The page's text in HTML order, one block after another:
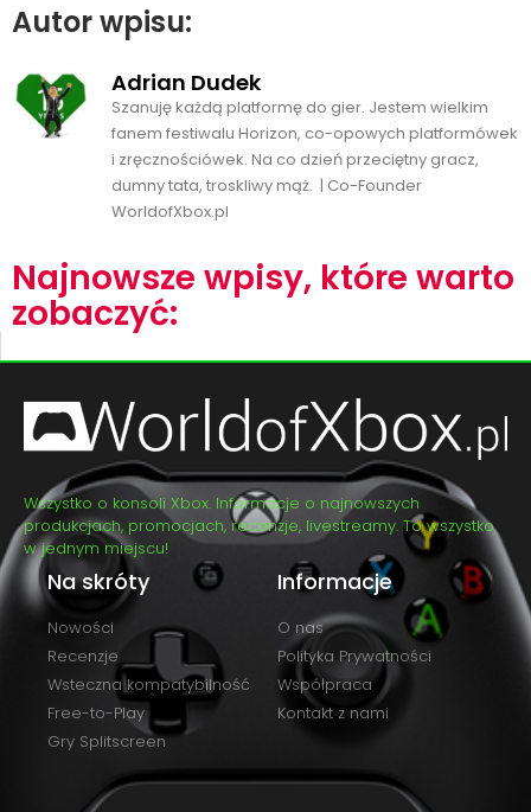
Autor wpisu:
Adrian Dudek
Szanuję każdą platformę do gier. Jestem wielkim
fanem festiwalu Horizon, co-opowych platformówek
i zręcznościówek. Na co dzień przeciętny gracz,
dumny tata, troskliwy mąż. | Co-Founder
WorldofXbox.pl
Najnowsze wpisy, które warto
zobaczyć:
Wszystko o konsoli Xbox. Informacje o najnowszych
produkcjach, promocjach, recenzje, livestreamy. To wszystko
w jednym miejscu!
Na skróty
Nowości
Recenzje
Wsteczna kompatybilność
Free-to-Play
Gry Splitscreen
Informacje
O nas
Polityka Prywatności
Współpraca
Kontakt z nami